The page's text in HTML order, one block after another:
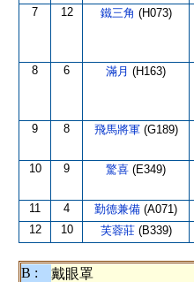
7 12 鐵三角 (H073)
8 6 滿月 (H163)
9 8 飛馬將軍 (G189)
10 9 驚喜 (E349)
11 4 勤德兼備 (A071)
12 10 芙蓉莊 (B339)
B : 戴眼罩